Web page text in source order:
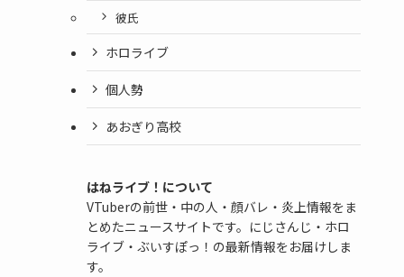
彼氏
ホロライブ
個人勢
あおぎり高校
はねライブ！について
VTuberの前世・中の人・顔バレ・炎上情報をま
とめたニュースサイトです。にじさんじ・ホロ
ライブ・ぶいすぽっ！の最新情報をお届けしま
す。